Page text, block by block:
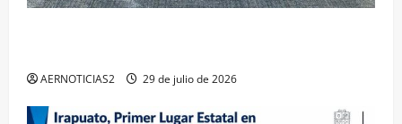
AERNOTICIAS2 29 de julio de 2026